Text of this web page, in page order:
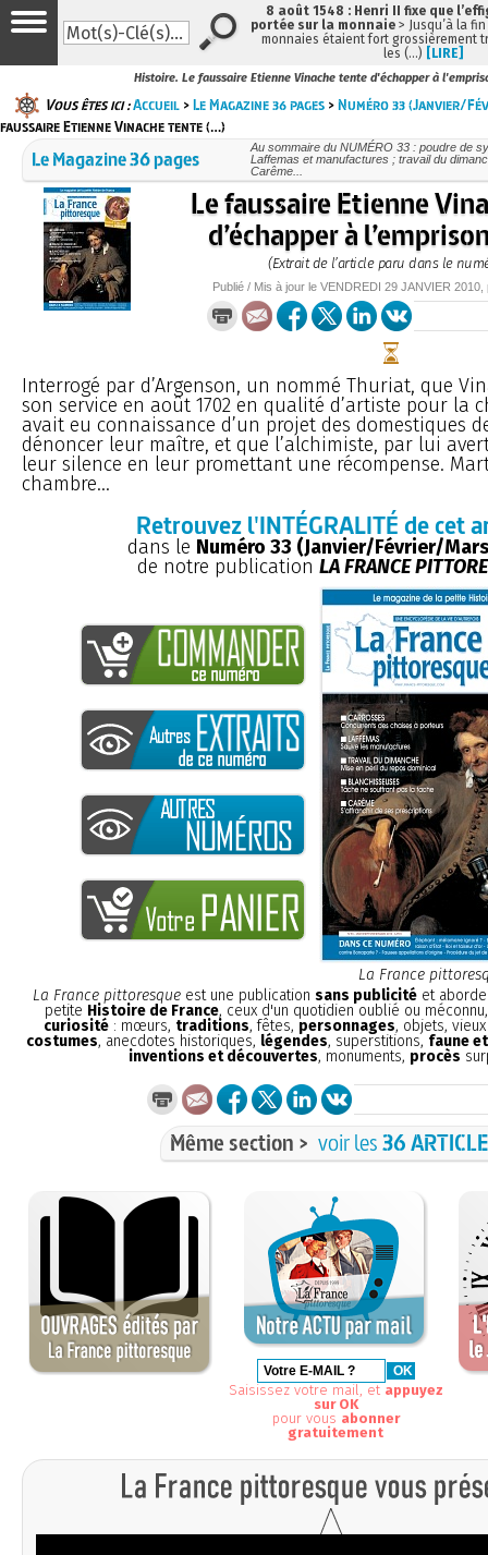
Histoire. Le faussaire Etienne Vinache tente d'échapper à
Vous êtes ici :Accueil >Le Magazine 36 pages >Numéro 33 (Janvier/
faussaire Etienne Vinache tente (…)
Le Magazine 36 pages
Au sommaire du NUMÉRO 33 : poudre de
Laffemas et manufactures ; travail du
Carême...
Le faussaire Etienne
d’échapper à
(Extrait de l’article paru dans le
Publié / Mis à jour le VENDREDI 29 JANVIER 2010
Interrogé par d’Argenson, un nommé Thuriat, que
son service en août 1702 en qualité d’artiste pour la
avait eu connaissance d’un projet des domestiques
dénoncer leur maître, et que l’alchimiste, par lui
leur silence en leur promettant une récompense.
chambre...
Retrouvez l'INTÉGRALITÉ de cet
dans le Numéro 33 (Janvier/Février/
de notre publication LA FRANCE
La France
La France pittoresqueest une publication sans publicitéet aborde
petite Histoire de France, ceux d'un quotidien oublié ou
curiosité : mœurs, traditions, fêtes, personnages, objets,
costumes, anecdotes historiques, légendes, superstitions, faune
inventions et découvertes, monuments, procès
Même section > voir les36
Saisissez votre mail, et appuyez
sur OK
pour vous abonner
gratuitement
8 août 1548 : Henri II fixe que
portée sur la monnaie > Jusqu’à la
monnaies étaient fort grossièrement
les (…) [LIRE]